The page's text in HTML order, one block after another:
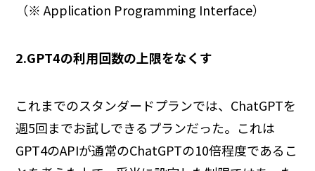
（※ Application Programming Interface）
2.GPT4の利用回数の上限をなくす
これまでのスタンダードプランでは、ChatGPTを
週5回までお試しできるプランだった。これは
GPT4のAPIが通常のChatGPTの10倍程度であるこ